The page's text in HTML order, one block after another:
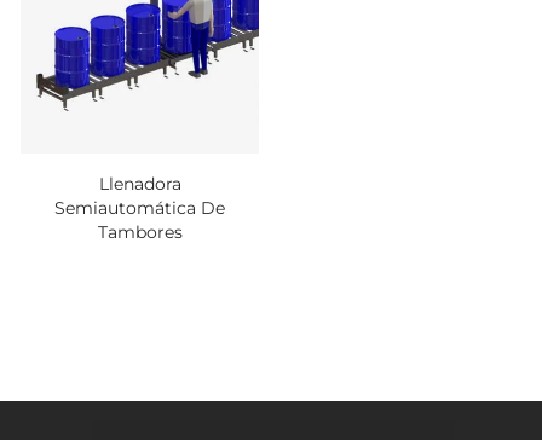
Llenadora
Semiautomática De
Tambores